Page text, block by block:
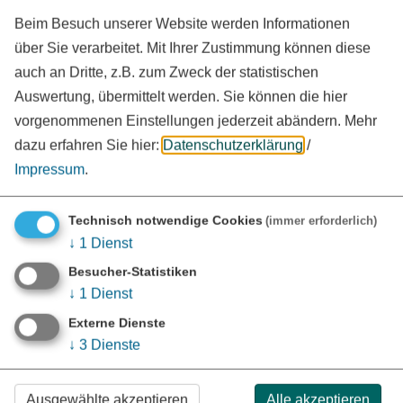
Lebensqualität und Daseinsvorsorge sowie Selbstbestimmung
für Menschen unterschiedlicher Altersgruppen und ethnischer
Wurzeln sichern und ausbauen.
Beim Besuch unserer Website werden Informationen
über Sie verarbeitet. Mit Ihrer Zustimmung können diese
auch an Dritte, z.B. zum Zweck der statistischen
Auswertung, übermittelt werden. Sie können die hier
vorgenommenen Einstellungen jederzeit abändern. Mehr
dazu erfahren Sie hier: Datenschutzerklärung /
Impressum.
Technisch notwendige Cookies (immer erforderlich)
↓ 1 Dienst
Besucher-Statistiken
↓ 1 Dienst
Externe Dienste
↓ 3 Dienste
Ausgewählte akzeptieren Alle akzeptieren